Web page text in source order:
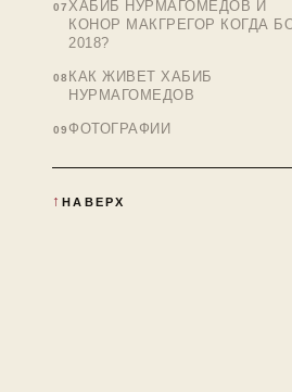
ХАБИБ НУРМАГОМЕДОВ И
КОНОР МАКГРЕГОР КОГДА
2018?
КАК ЖИВЕТ ХАБИБ
НУРМАГОМЕДОВ
ФОТОГРАФИИ
НАВЕРХ